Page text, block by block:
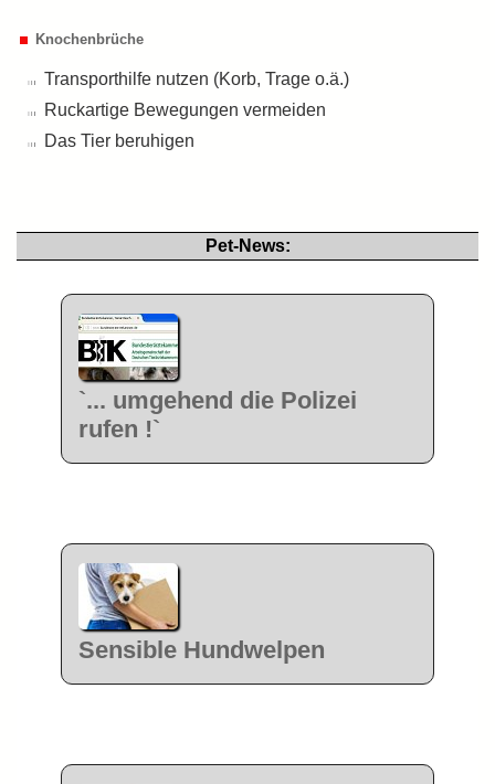
Knochenbrüche
Transporthilfe nutzen (Korb, Trage o.ä.)
Ruckartige Bewegungen vermeiden
Das Tier beruhigen
Pet-News:
`... umgehend die Polizei
rufen !`
Sensible Hundwelpen